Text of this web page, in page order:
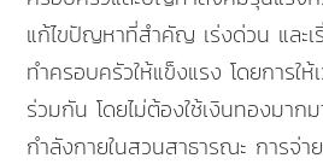
แก้ไขปัญหาที่สำคัญ เร่งด่วน และเ
ทำครอบครัวให้แข็งแรง โดยการใ
ร่วมกัน โดยไม่ต้องใช้เงินทองมาก
กำลังกายในสวนสาธารณะ การจ่